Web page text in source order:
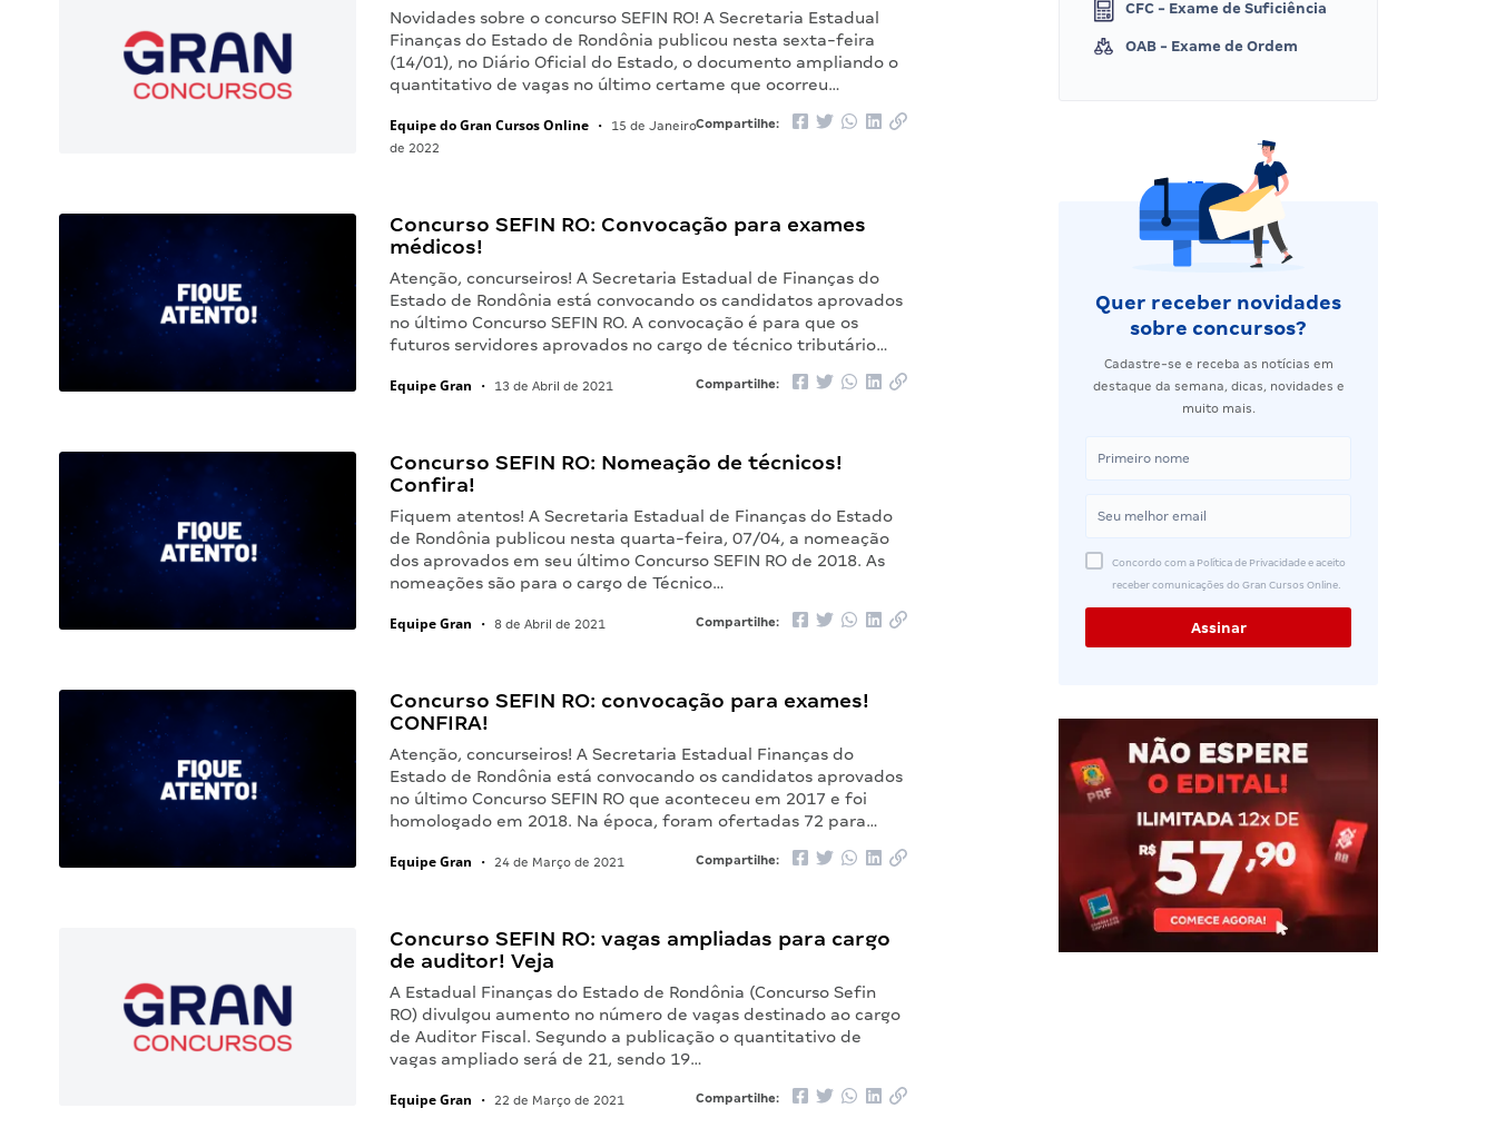
Novidades sobre o concurso SEFIN RO! A Secretaria Estadual
Finanças do Estado de Rondônia publicou nesta sexta-feira
(14/01), no Diário Oficial do Estado, o documento ampliando o
quantitativo de vagas no último certame que ocorreu…
Equipe do Gran Cursos Online •
15 de Janeiro
de 2022
Compartilhe:
Concurso SEFIN RO: Convocação para exames
médicos!
Atenção, concurseiros! A Secretaria Estadual de Finanças do
Estado de Rondônia está convocando os candidatos aprovados
no último Concurso SEFIN RO. A convocação é para que os
futuros servidores aprovados no cargo de técnico tributário…
Equipe Gran • 13 de Abril de 2021 Compartilhe:
Concurso SEFIN RO: Nomeação de técnicos!
Confira!
Fiquem atentos! A Secretaria Estadual de Finanças do Estado
de Rondônia publicou nesta quarta-feira, 07/04, a nomeação
dos aprovados em seu último Concurso SEFIN RO de 2018. As
nomeações são para o cargo de Técnico…
Equipe Gran • 8 de Abril de 2021 Compartilhe:
Concurso SEFIN RO: convocação para exames!
CONFIRA!
Atenção, concurseiros! A Secretaria Estadual Finanças do
Estado de Rondônia está convocando os candidatos aprovados
no último Concurso SEFIN RO que aconteceu em 2017 e foi
homologado em 2018. Na época, foram ofertadas 72 para…
Equipe Gran • 24 de Março de 2021 Compartilhe:
Concurso SEFIN RO: vagas ampliadas para cargo
de auditor! Veja
A Estadual Finanças do Estado de Rondônia (Concurso Sefin
RO) divulgou aumento no número de vagas destinado ao cargo
de Auditor Fiscal. Segundo a publicação o quantitativo de
vagas ampliado será de 21, sendo 19…
Equipe Gran • 22 de Março de 2021 Compartilhe:
CFC - Exame de Suficiência
OAB - Exame de Ordem
Quer receber novidades
sobre concursos?
Cadastre-se e receba as notícias em
destaque da semana, dicas, novidades e
muito mais.
Concordo com a Política de Privacidade e aceito
receber comunicações do Gran Cursos Online.